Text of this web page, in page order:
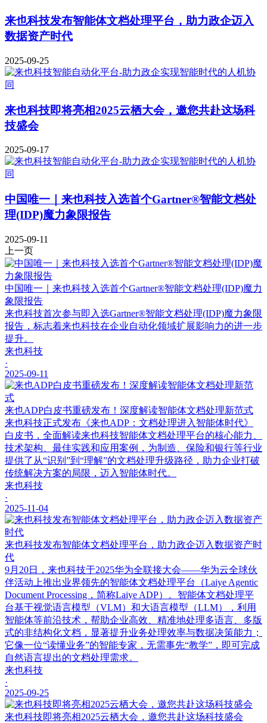
来也科技发布智能体文档处理平台，助力政企迈入
数据资产时代
2025-09-25
来也科技即将亮相2025云栖大会，邀您共赴这场科
技盛会
2025-09-17
中国唯一｜来也科技入选首个Gartner®智能文档处
理(IDP)魔力象限报告
2025-09-11
上一页
中国唯一｜来也科技入选首个Gartner®智能文档处理(IDP)魔力
象限报告
来也科技首次参与即入选Gartner®智能文档处理(IDP)魔力象限
报告，标志着来也科技在企业自动化领域扩展影响力的进一步
提升。
来也科技
·
2025-09-11
来也ADP白皮书重磅发布！深度解读智能体文档处理新范式
来也科技正式发布《来也ADP：文档处理进入智能体时代》
白皮书，全面解读来也科技智能体文档处理平台的核心能力、
技术架构、最佳实践和应用案例，为制造、保险和银行等行业
提供了从“识别”到“理解”的文档处理升级路径，助力企业打破
传统解决方案的局限，迈入智能体时代。
来也科技
·
2025-11-04
来也科技发布智能体文档处理平台，助力政企迈入数据资产时
代
9月20日，来也科技于2025华为全联接大会——华为云全球伙
伴活动上推出业界领先的智能体文档处理平台（Laiye Agentic
Document Processing，简称Laiye ADP）。智能体文档处理平
台基于视觉语言模型（VLM）和大语言模型（LLM），利用
智能体等前沿技术，帮助企业高效、精准地处理多语言、多版
式的非结构化文档，显著提升业务处理效率与数据决策能力；
它像一位“读懂业务”的智能专家，无需事先“教学”，即可完成
自然语言提出的文档处理需求。
来也科技
·
2025-09-25
来也科技即将亮相2025云栖大会，邀您共赴这场科技盛会